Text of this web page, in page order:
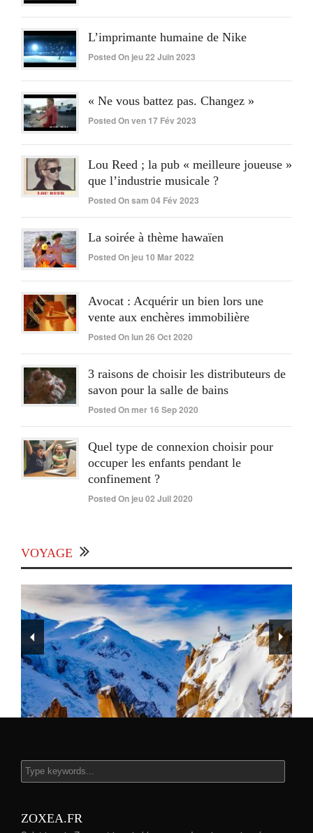
L’imprimante humaine de Nike
Posted On jeu 22 Juin 2023
« Ne vous battez pas. Changez »
Posted On ven 17 Fév 2023
Lou Reed ; la pub « meilleure joueuse »
que l’industrie musicale ?
Posted On sam 04 Fév 2023
La soirée à thème hawaïen
Posted On jeu 10 Mar 2022
Avocat : Acquérir un bien lors une
vente aux enchères immobilière
Posted On lun 26 Oct 2020
3 raisons de choisir les distributeurs de
savon pour la salle de bains
Posted On mer 16 Sep 2020
Quel type de connexion choisir pour
occuper les enfants pendant le
confinement ?
Posted On jeu 02 Juil 2020
VOYAGE
ZOXEA.FR